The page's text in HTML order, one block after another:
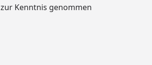
zur Kenntnis genommen